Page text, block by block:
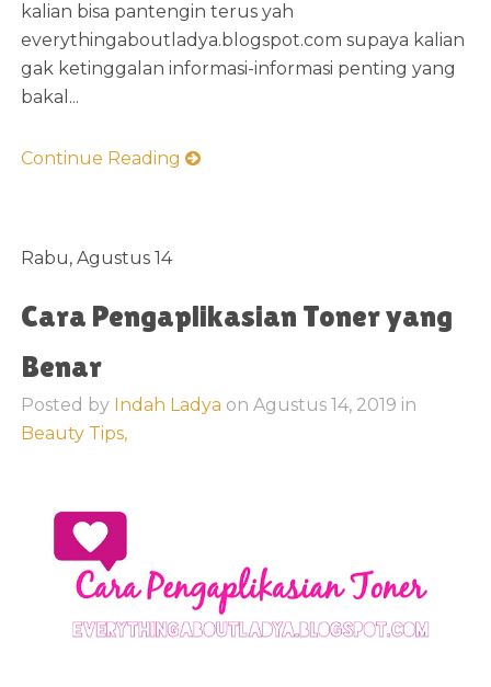
kalian bisa pantengin terus yah
everythingaboutladya.blogspot.com supaya kalian
gak ketinggalan informasi-informasi penting yang
bakal...
Continue Reading
Rabu, Agustus 14
Cara Pengaplikasian Toner yang
Benar
Posted by Indah Ladya onAgustus 14, 2019 in
Beauty Tips,